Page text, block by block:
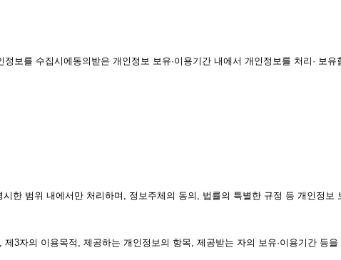
보를 수집시에동의받은 개인정보 보유·이용기간 내에서 개인정보를 처리· 보유
범위 내에서만 처리하며, 정보주체의 동의, 법률의 특별한 규정 등 개인정보
자의 이용목적, 제공하는 개인정보의 항목, 제공받는 자의 보유·이용기간 등을